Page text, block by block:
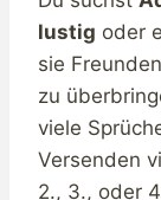
lustig oder
sie
zu
viele
Versenden
2., 3., oder